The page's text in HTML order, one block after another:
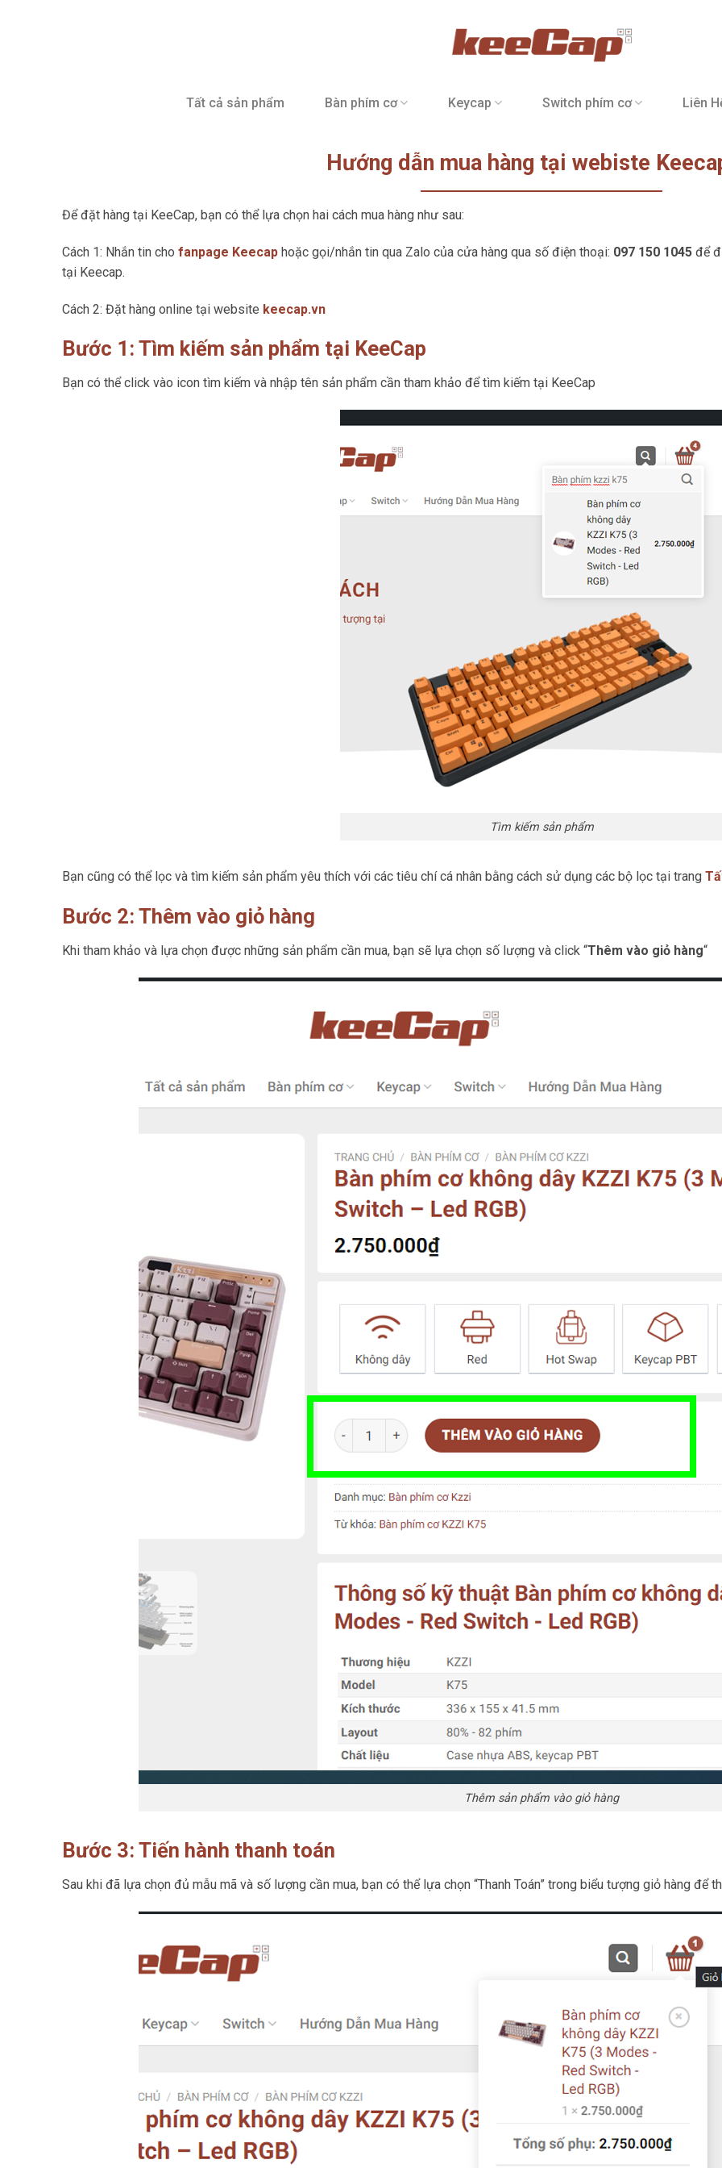
Tất cả sản phẩm Bàn phím cơ Keycap Switch phím cơ Liên
Hướng dẫn mua hàng tại webiste
Để đặt hàng tại KeeCap, bạn có thể lựa chọn hai cách mua hàng như sau:
Cách 1: Nhắn tin cho fanpage Keecap hoặc gọi/nhắn tin qua Zalo của cửa hàng qua số điện thoại: 097 150 1045 để
tại Keecap.
Cách 2: Đặt hàng online tại website keecap.vn
Bước 1: Tìm kiếm sản phẩm tại KeeCap
Bạn có thể click vào icon tìm kiếm và nhập tên sản phẩm cần tham khảo để tìm kiếm tại KeeCap
Tìm kiếm sản phẩm
Bạn cũng có thể lọc và tìm kiếm sản phẩm yêu thích với các tiêu chí cá nhân bằng cách sử dụng các bộ lọc tại trang
Bước 2: Thêm vào giỏ hàng
Khi tham khảo và lựa chọn được những sản phẩm cần mua, bạn sẽ lựa chọn số lượng và click “Thêm vào giỏ hàng“
Thêm sản phẩm vào giỏ hàng
Bước 3: Tiến hành thanh toán
Sau khi đã lựa chọn đủ mẫu mã và số lượng cần mua, bạn có thể lựa chọn “Thanh Toán” trong biểu tượng giỏ hàng để